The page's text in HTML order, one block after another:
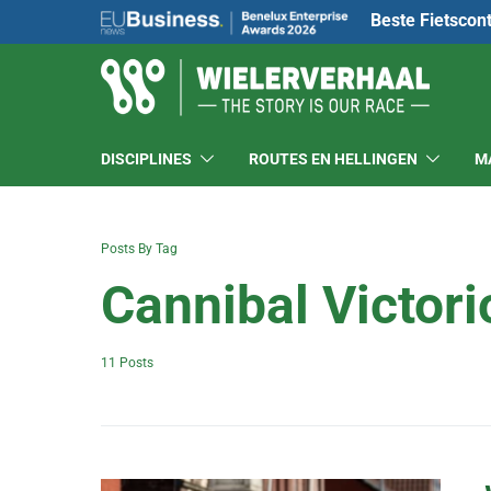
Beste
DISCIPLINES ROUTES EN HELLINGEN
Posts By Tag
Cannibal
11 Posts